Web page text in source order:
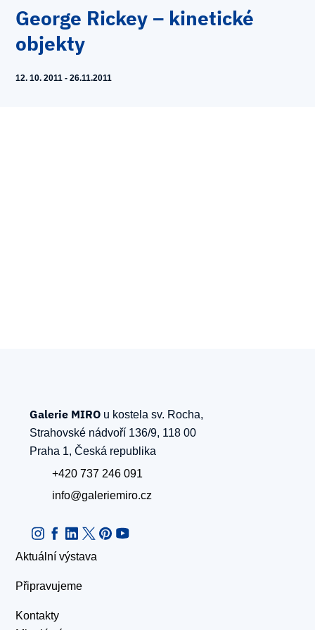
George Rickey – kinetické
objekty
12. 10. 2011 - 26.11.2011
Galerie MIRO u kostela sv. Rocha,
Strahovské nádvoří 136/9, 118 00
Praha 1, Česká republika
+420 737 246 091
info@galeriemiro.cz
Aktuální výstava
Připravujeme
Kontakty